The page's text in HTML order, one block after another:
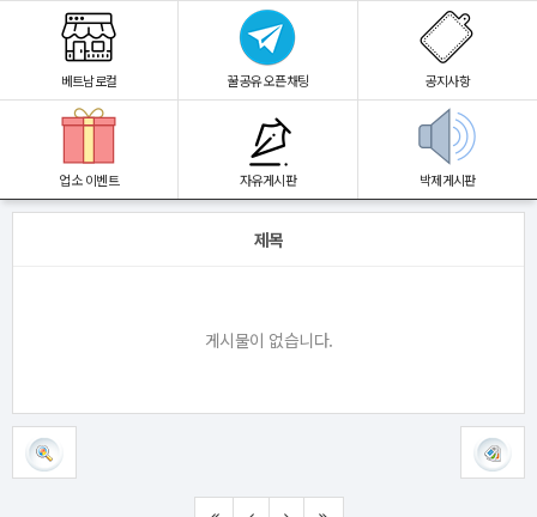
베트남로컬 꿀공유 오픈채팅 공지사항
업소 이벤트 자유게시판 박제게시판
제목
게시물이 없습니다.